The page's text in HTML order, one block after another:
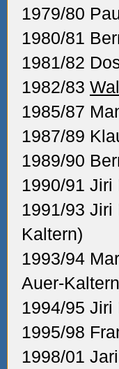
1979/80
1980/81
1981/82
1982/83
1985/87
1987/89
1989/90
1990/91 Jiri
1991/93 Jiri
Kaltern)
1993/94
Auer-
1994/95 Jiri
1995/98
1998/01